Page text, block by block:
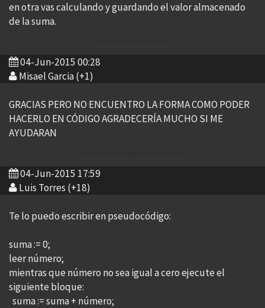
en otra vas calculando y guardando el valor almacenado
de la suma.
04-Jun-2015 00:28
Misael Garcia (+1)
GRACIAS PERO NO ENCUENTRO LA FORMA COMO PODER
HACERLO EN CÓDIGO AGRADECERÍA MUCHO SI ME
AYUDARAN
04-Jun-2015 17:59
Luis Torres (+18)
Te lo puedo escribir en pseudocódigo:
suma := 0;
leer número;
mientras que número no sea igual a cero ejecute el
siguiente bloque:
suma := suma + número;